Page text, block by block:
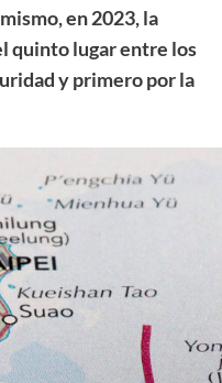
en 2023, la
quinto lugar entre los
y primero por la